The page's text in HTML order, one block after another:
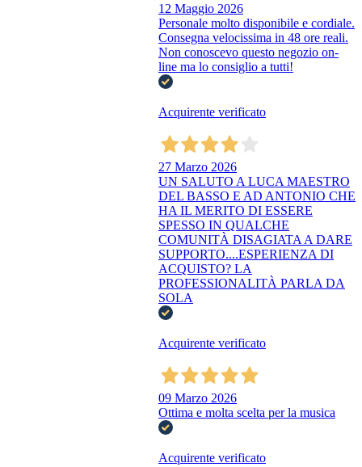
12 Maggio 2026
Personale molto disponibile e cordiale.
Consegna velocissima in 48 ore reali.
Non conoscevo questo negozio on-
line ma lo consiglio a tutti!
Acquirente verificato
27 Marzo 2026
UN SALUTO A LUCA MAESTRO
DEL BASSO E AD ANTONIO CHE
HA IL MERITO DI ESSERE
SPESSO IN QUALCHE
COMUNITÀ DISAGIATA A DARE
SUPPORTO....ESPERIENZA DI
ACQUISTO? LA
PROFESSIONALITÀ PARLA DA
SOLA
Acquirente verificato
09 Marzo 2026
Ottima e molta scelta per la musica
Acquirente verificato